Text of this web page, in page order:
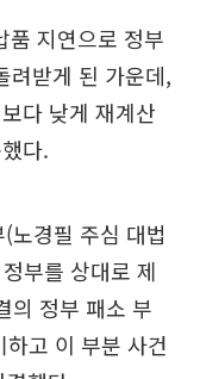
품 지연으로 정부
려받게 된 가운데,
다 낮게 재계산
다.
노경필 주심 대법
부를 상대로 제
의 정부 패소 부
고 이 부분 사건